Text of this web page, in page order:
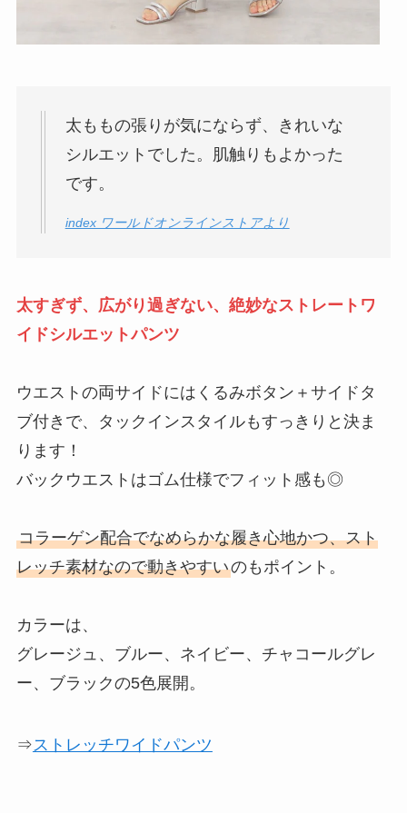
太ももの張りが気にならず、きれいな
シルエットでした。肌触りもよかった
です。
index ワールドオンラインストアより
太すぎず、広がり過ぎない、絶妙なストレートワ
イドシルエットパンツ
ウエストの両サイドにはくるみボタン＋サイドタ
ブ付きで、タックインスタイルもすっきりと決ま
ります！
バックウエストはゴム仕様でフィット感も◎
コラーゲン配合でなめらかな履き心地かつ、スト
レッチ素材なので動きやすいのもポイント。
カラーは、
グレージュ、ブルー、ネイビー、チャコールグレ
ー、ブラックの5色展開。
⇒ストレッチワイドパンツ